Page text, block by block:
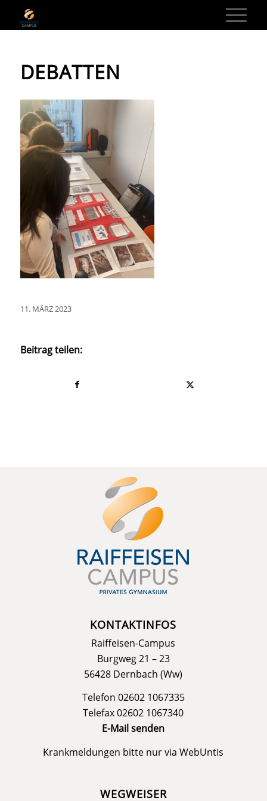
DEBATTEN
11. MÄRZ 2023
Beitrag teilen:
KONTAKTINFOS
Raiffeisen-Campus
Burgweg 21 – 23
56428 Dernbach (Ww)
Telefon 02602 1067335
Telefax 02602 1067340
E-Mail senden
Krankmeldungen bitte nur viaWebUntis
WEGWEISER